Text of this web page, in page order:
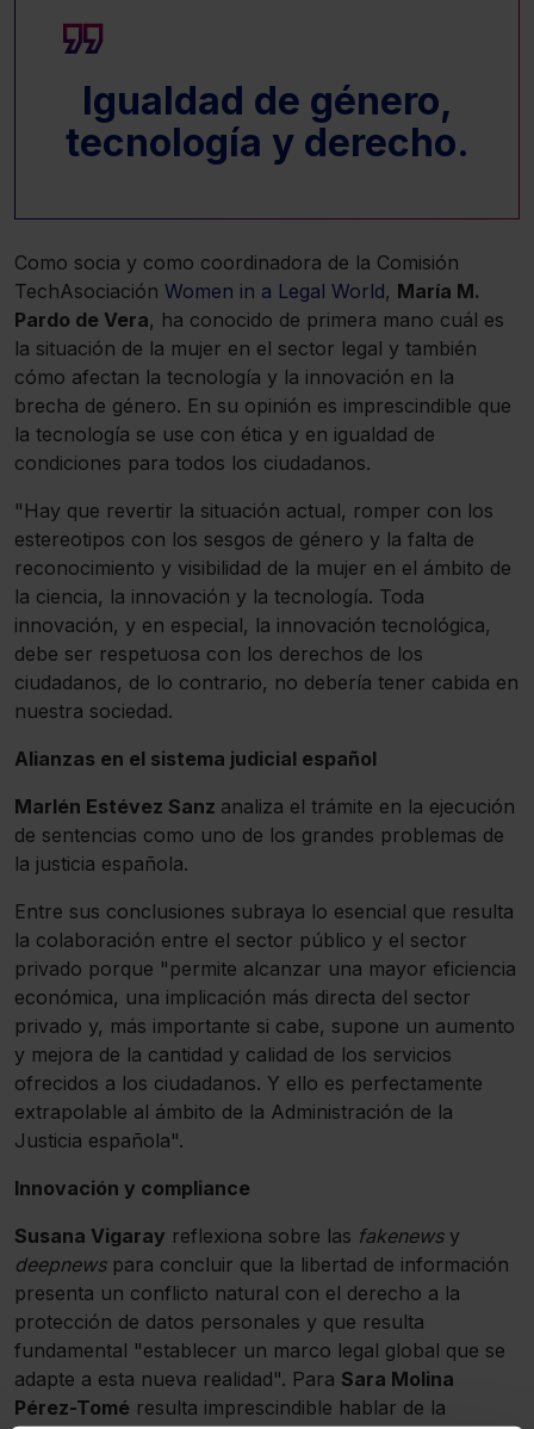
Igualdad de género,
tecnología y derecho.
Como socia y como coordinadora de la Comisión
TechAsociación Women in a Legal World, María M.
Pardo de Vera, ha conocido de primera mano cuál es
la situación de la mujer en el sector legal y también
cómo afectan la tecnología y la innovación en la
brecha de género. En su opinión es imprescindible que
la tecnología se use con ética y en igualdad de
condiciones para todos los ciudadanos.
"Hay que revertir la situación actual, romper con los
estereotipos con los sesgos de género y la falta de
reconocimiento y visibilidad de la mujer en el ámbito de
la ciencia, la innovación y la tecnología. Toda
innovación, y en especial, la innovación tecnológica,
debe ser respetuosa con los derechos de los
ciudadanos, de lo contrario, no debería tener cabida en
nuestra sociedad.
Alianzas en el sistema judicial español
Marlén Estévez Sanz analiza el trámite en la ejecución
de sentencias como uno de los grandes problemas de
la justicia española.
Entre sus conclusiones subraya lo esencial que resulta
la colaboración entre el sector público y el sector
privado porque "permite alcanzar una mayor eficiencia
económica, una implicación más directa del sector
privado y, más importante si cabe, supone un aumento
y mejora de la cantidad y calidad de los servicios
ofrecidos a los ciudadanos. Y ello es perfectamente
extrapolable al ámbito de la Administración de la
Justicia española".
Innovación y compliance
Susana Vigaray reflexiona sobre las fakenews y
deepnewspara concluir que la libertad de información
presenta un conflicto natural con el derecho a la
protección de datos personales y que resulta
fundamental "establecer un marco legal global que se
adapte a esta nueva realidad". Para Sara Molina
Pérez-Tomé resulta imprescindible hablar de la